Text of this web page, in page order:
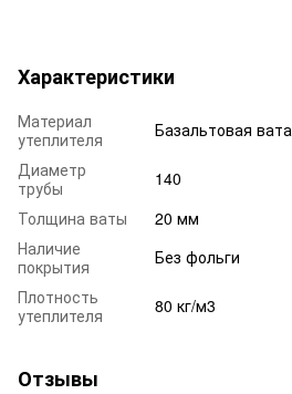
Характеристики
Материал
утеплителя
Базальтовая вата
Диаметр
трубы
140
Толщина ваты
20 мм
Наличие
покрытия
Без фольги
Плотность
утеплителя
80 кг/м3
Отзывы